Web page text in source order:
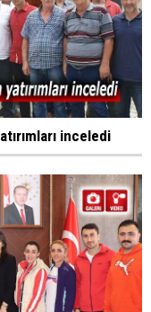
inceledi